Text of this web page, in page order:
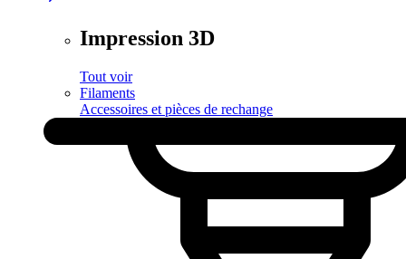
Impression 3D
Tout voir
Filaments
Accessoires et pièces de rechange